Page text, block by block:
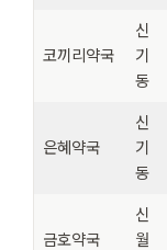
코끼리약국
신
기
동
은혜약국
신
기
동
금호약국
신
월